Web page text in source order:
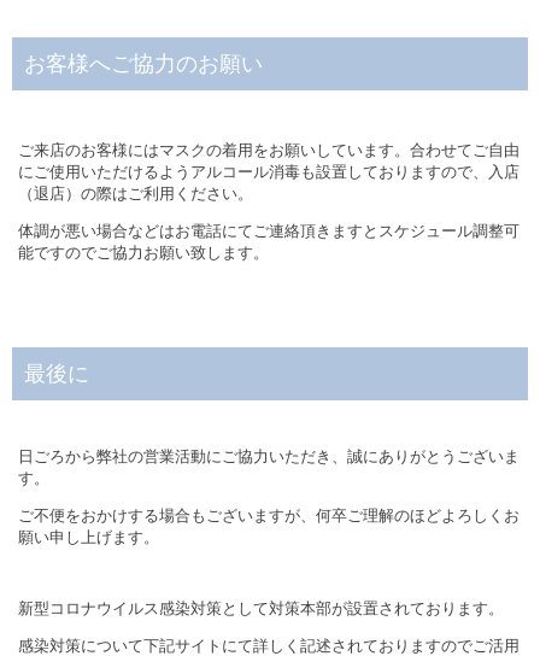
お客様へご協力のお願い
ご来店のお客様にはマスクの着用をお願いしています。合わせてご自由
にご使用いただけるようアルコール消毒も設置しておりますので、入店
（退店）の際はご利用ください。
体調が悪い場合などはお電話にてご連絡頂きますとスケジュール調整可
能ですのでご協力お願い致します。
最後に
日ごろから弊社の営業活動にご協力いただき、誠にありがとうございま
す。
ご不便をおかけする場合もございますが、何卒ご理解のほどよろしくお
願い申し上げます。
新型コロナウイルス感染対策として対策本部が設置されております。
感染対策について下記サイトにて詳しく記述されておりますのでご活用